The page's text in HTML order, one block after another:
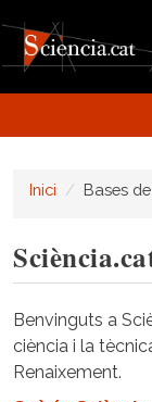
Inici Bases
Benvinguts a
ciència i la
Renaixement.